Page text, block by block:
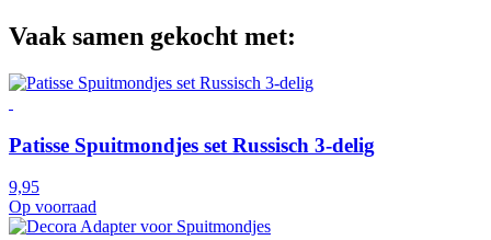
Vaak samen gekocht met:
Patisse Spuitmondjes set Russisch 3-delig
9,95
Op voorraad